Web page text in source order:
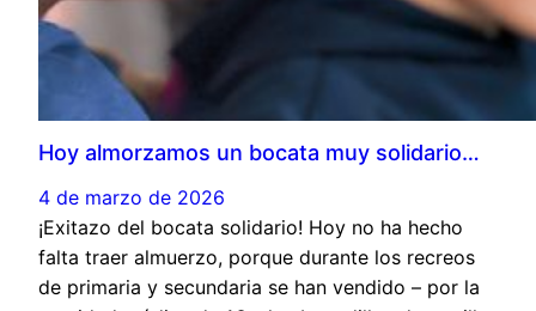
Hoy almorzamos un bocata muy solidario…
4 de marzo de 2026
¡Exitazo del bocata solidario! Hoy no ha hecho
falta traer almuerzo, porque durante los recreos
de primaria y secundaria se han vendido – por la